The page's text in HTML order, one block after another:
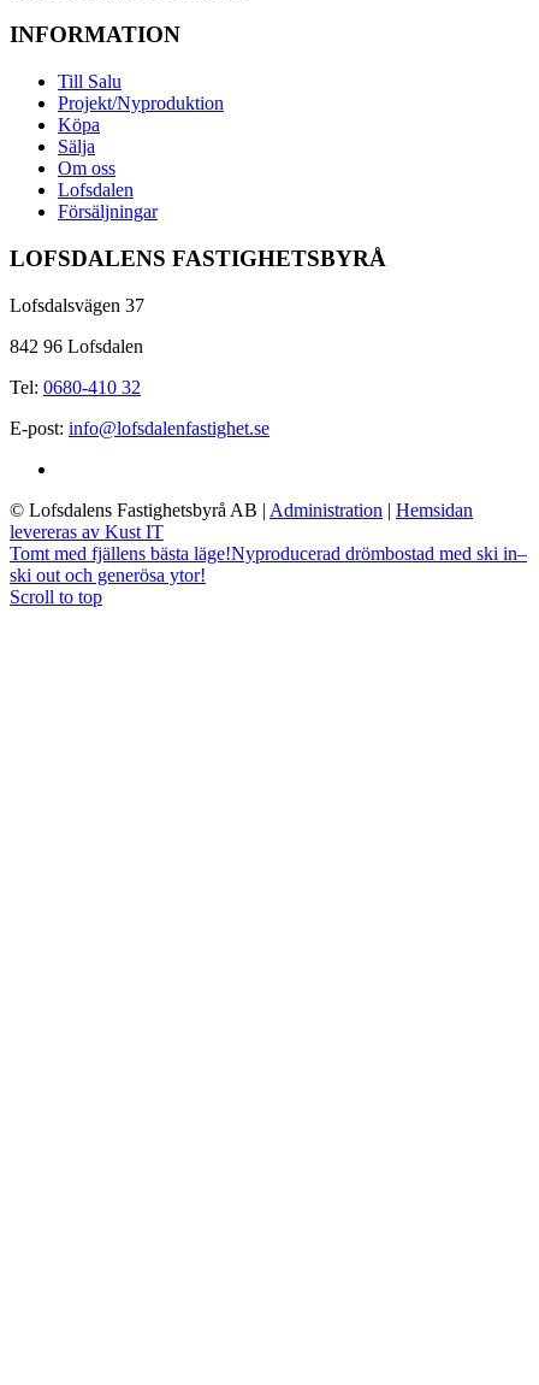
INFORMATION
Till Salu
Projekt/Nyproduktion
Köpa
Sälja
Om oss
Lofsdalen
Försäljningar
LOFSDALENS FASTIGHETSBYRÅ
Lofsdalsvägen 37
842 96 Lofsdalen
Tel: 0680-410 32
E-post: info@lofsdalenfastighet.se
© Lofsdalens Fastighetsbyrå AB | Administration | Hemsidan
levereras av Kust IT
Tomt med fjällens bästa läge!Nyproducerad drömbostad med ski in–
ski out och generösa ytor!
Scroll to top